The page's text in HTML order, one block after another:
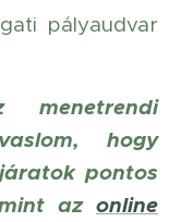
pályaudvar
hogy
pontos
az online